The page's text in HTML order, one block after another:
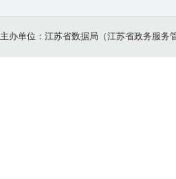
主办单位：江苏省数据局（江苏省政务服务